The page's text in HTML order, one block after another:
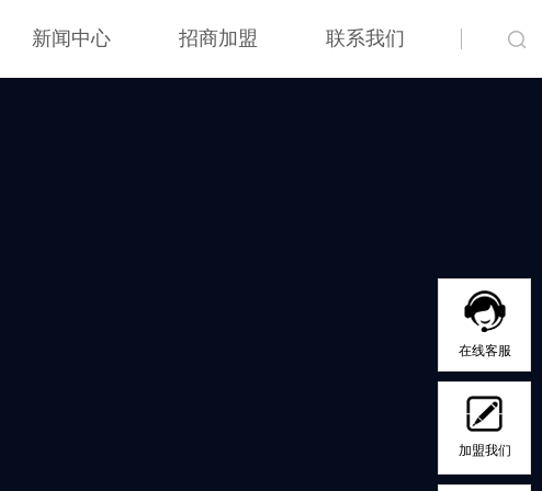
新闻中心 招商加盟 联系我们
在线客服
加盟我们